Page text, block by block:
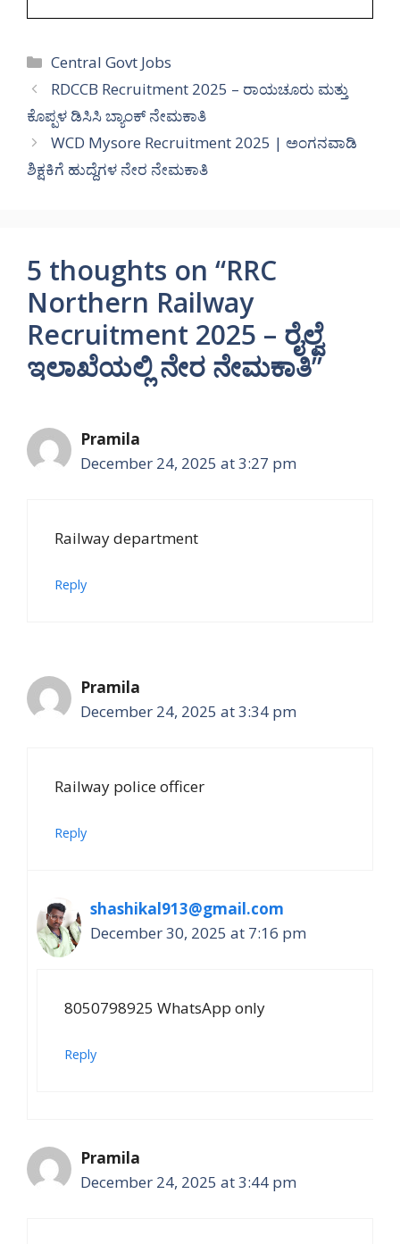
Categories
Central Govt Jobs
RDCCB Recruitment 2025 – ರಾಯಚೂರು ಮತ್ತು
ಕೊಪ್ಪಳ ಡಿಸಿಸಿ ಬ್ಯಾಂಕ್ ನೇಮಕಾತಿ
WCD Mysore Recruitment 2025 | ಅಂಗನವಾಡಿ
ಶಿಕ್ಷಕಿಗೆ ಹುದ್ದೆಗಳ ನೇರ ನೇಮಕಾತಿ
5 thoughts on “RRC
Northern Railway
Recruitment 2025 – ರೈಲ್ವೆ
ಇಲಾಖೆಯಲ್ಲಿ ನೇರ ನೇಮಕಾತಿ”
Pramila
December 24, 2025 at 3:27 pm
Railway department
Reply
Pramila
December 24, 2025 at 3:34 pm
Railway police officer
Reply
shashikal913@gmail.com
December 30, 2025 at 7:16 pm
8050798925 WhatsApp only
Reply
Pramila
December 24, 2025 at 3:44 pm